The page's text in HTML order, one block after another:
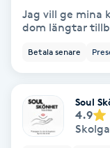
Hot Stone Massage
Hot yoga
Huduppstramning
Jag vill ge mina
dom längtar
Betala senare
Soul
4.9